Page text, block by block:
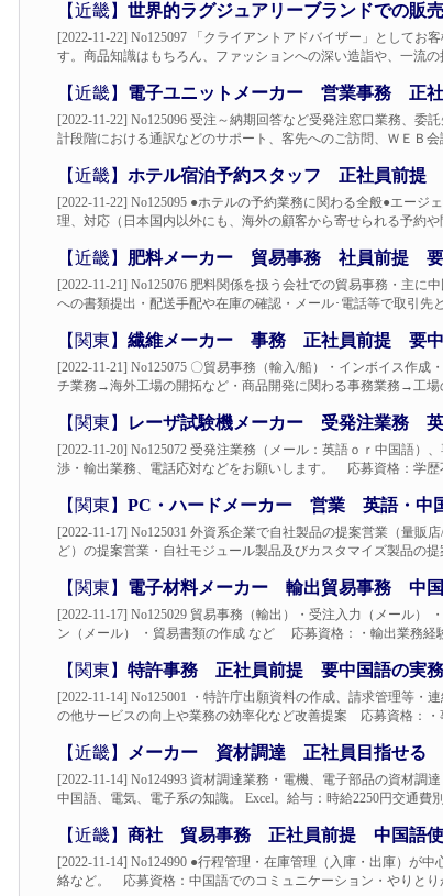
【近畿】 世界的ラグジュアリーブランドでの販
[2022-11-22] No125097 「クライアントアドバイザー」として
す。商品知識はもちろん、ファッションへの深い造詣や、一流
【近畿】 電子ユニットメーカー 営業事務 正
[2022-11-22] No125096 受注～納期回答など受発注窓口業務、
計段階における通訳などのサポート、客先へのご訪問、ＷＥＢ
【近畿】 ホテル宿泊予約スタッフ 正社員前提
[2022-11-22] No125095 ●ホテルの予約業務に関わる全般●エー
理、対応（日本国内以外にも、海外の顧客から寄せられる予約
【近畿】 肥料メーカー 貿易事務 社員前提 要
[2022-11-21] No125076 肥料関係を扱う会社での貿易事務・主
への書類提出・配送手配や在庫の確認・メール･電話等で取引先
【関東】 繊維メーカー 事務 正社員前提 要中
[2022-11-21] No125075 〇貿易事務（輸入/船）・インボイス作
チ業務→海外工場の開拓など・商品開発に関わる事務業務→工
【関東】 レーザ試験機メーカー 受発注業務 英
[2022-11-20] No125072 受発注業務（メール：英語ｏｒ中国語
渉・輸出業務、電話応対などをお願いします。 応募資格：学
【関東】 PC・ハードメーカー 営業 英語・中
[2022-11-17] No125031 外資系企業で自社製品の提案営業（量
ど）の提案営業・自社モジュール製品及びカスタマイズ製品の
【関東】 電子材料メーカー 輸出貿易事務 中国
[2022-11-17] No125029 貿易事務（輸出）・受注入力（メール
ン（メール） ・貿易書類の作成 など 応募資格：・輸出業務経
【関東】 特許事務 正社員前提 要中国語の実
[2022-11-14] No125001 ・特許庁出願資料の作成、請求管理等
の他サービスの向上や業務の効率化など改善提案 応募資格：
【近畿】 メーカー 資材調達 正社員目指せる
[2022-11-14] No124993 資材調達業務・電機、電子部品の資材
中国語、電気、電子系の知識。 Excel。給与：時給2250円交通費
【近畿】 商社 貿易事務 正社員前提 中国語使
[2022-11-14] No124990 ●行程管理・在庫管理（入庫・出庫）が
絡など。 応募資格：中国語でのコミュニケーション・やりとり